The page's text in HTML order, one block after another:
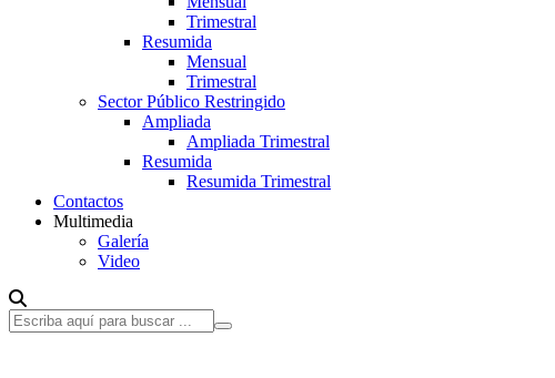
Trimestral
Resumida
Mensual
Trimestral
Sector Público Restringido
Ampliada
Ampliada Trimestral
Resumida
Resumida Trimestral
Contactos
Multimedia
Galería
Video